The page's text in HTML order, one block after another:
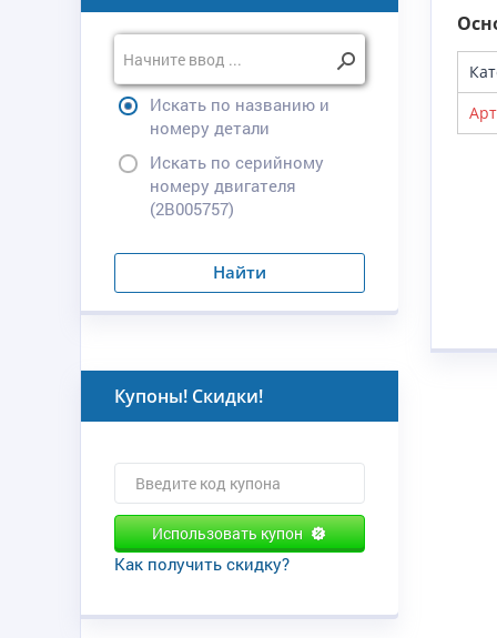
Искать по названию и
номеру детали
Искать по серийному
номеру двигателя
(2B005757)
Найти
Купоны! Скидки!
Использовать купон
Как получить скидку?